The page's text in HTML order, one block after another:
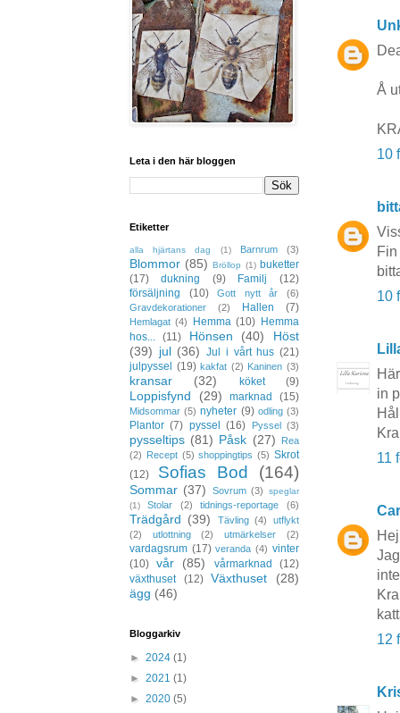
Å
10
10
in
11
12
Leta i den här bloggen
Etiketter
alla hjärtans dag (1) Barnrum (3)
Blommor (85) Bröllop (1) buketter
(17)
dukning (9) Familj
(12)
försäljning
(10) Gott nytt år
(6)
Gravdekorationer
(2) Hallen (7)
Hemlagat (4) Hemma (10) Hemma
hos...
(11) Hönsen (40)
Höst
(39) jul (36) Jul i vårt hus (21)
julpyssel
(19) kakfat (2) Kaninen (3)
kransar (32) köket (9)
Loppisfynd (29) marknad (15)
Midsommar (5) nyheter (9) odling (3)
Plantor (7) pyssel (16) Pyssel (3)
pysseltips (81) Påsk (27)
Rea
(2) Recept (5) shoppingtips (5) Skrot
(12)
Sofias Bod (164)
Sommar (37) Sovrum (3)
speglar
(1)
Stolar (2) tidnings-reportage (6)
Trädgård (39) Tävling (4)
utflykt
(2)
utlottning (2) utmärkelser (2)
vardagsrum (17) veranda (4) vinter
(10) vår (85) vårmarknad
(12)
växthuset
(12) Växthuset
(28)
ägg (46)
Bloggarkiv
► 2024 (1)
► 2021 (1)
► 2020 (5)